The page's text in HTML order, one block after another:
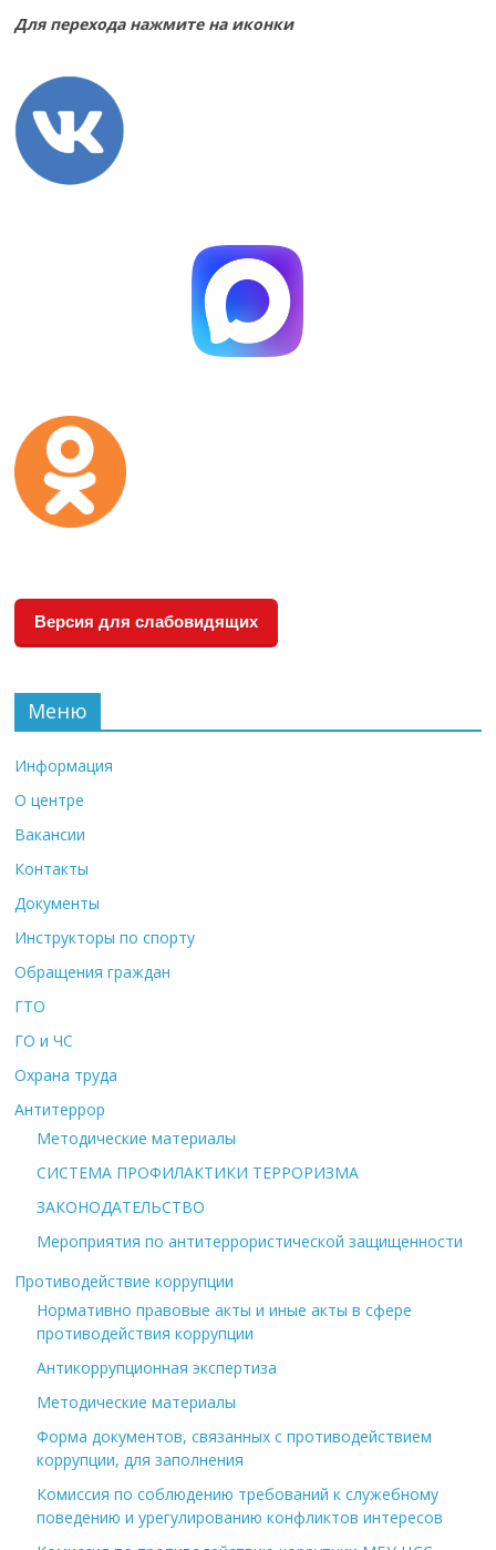
Для перехода нажмите на иконки
Версия для слабовидящих
Меню
Информация
О центре
Вакансии
Контакты
Документы
Инструкторы по спорту
Обращения граждан
ГТО
ГО и ЧС
Охрана труда
Антитеррор
Методические материалы
СИСТЕМА ПРОФИЛАКТИКИ ТЕРРОРИЗМА
ЗАКОНОДАТЕЛЬСТВО
Мероприятия по антитеррористической защищенности
Противодействие коррупции
Нормативно правовые акты и иные акты в сфере
противодействия коррупции
Антикоррупционная экспертиза
Методические материалы
Форма документов, связанных с противодействием
коррупции, для заполнения
Комиссия по соблюдению требований к служебному
поведению и урегулированию конфликтов интересов